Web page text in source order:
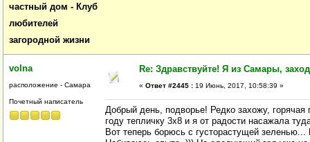
частный дом - Клуб
любителей
загородной жизни
volna
расположение - Самара
Почетный написатель
Re: Здравствуйте! Я из Самары,
« Ответ #2445 : 19 Июнь, 2017, 10:58:39 »
Добрый день, подворье! Редко захожу,
году тепличку 3х8 и я от радости насажала
Вот теперь борюсь с густорастущей зеленью...